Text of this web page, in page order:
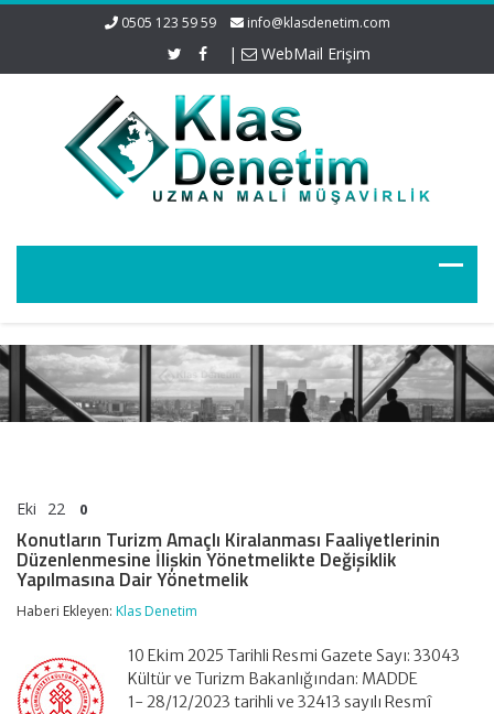
0505 123 59 59 info@klasdenetim.com
| WebMail Erişim
Eki 22 0
Konutların Turizm Amaçlı Kiralanması Faaliyetlerinin
Düzenlenmesine İlişkin Yönetmelikte Değişiklik
Yapılmasına Dair Yönetmelik
Haberi Ekleyen: Klas Denetim
10 Ekim 2025 Tarihli Resmi Gazete Sayı: 33043
Kültür ve Turizm Bakanlığından: MADDE
1- 28/12/2023 tarihli ve 32413 sayılı Resmî